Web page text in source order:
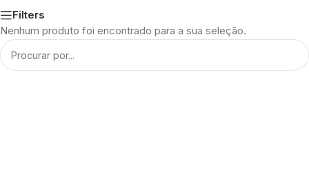
Filters
Nenhum produto foi encontrado para a sua seleção.